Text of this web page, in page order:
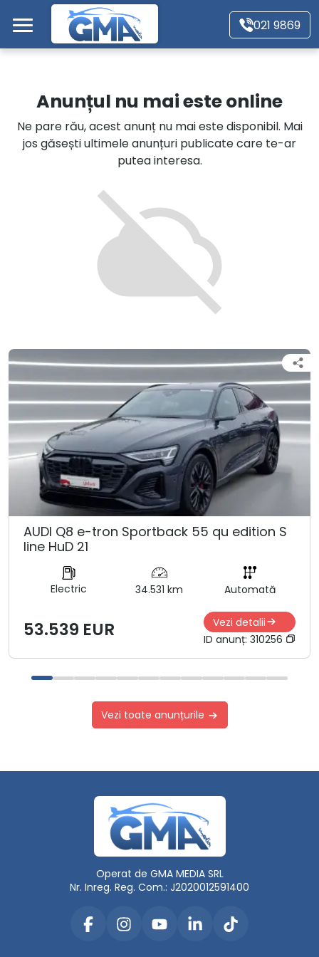
Mergi direct la conținutul principal
021 9869
Autoturisme
Motociclete
Autoutilitare
Alte tipuri vehicule
Anunțul nu mai este online
Ne pare rău, acest anunț nu mai este disponibil. Mai
jos găsești ultimele anunțuri publicate care te-ar
putea interesa.
AUDI Q8 e-tron Sportback 55 qu edition S
line HuD 21
Electric 34.531 km Automată
53.539 EUR
Vezi detalii
ID anunț: 310256
Vezi toate anunțurile
Operat de GMA MEDIA SRL
Nr. Inreg. Reg. Com.: J2020012591400